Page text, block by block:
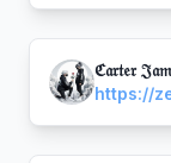
ℭ𝔞𝔯𝔱𝔢𝔯
https://